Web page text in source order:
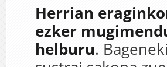
Herrian
ezker
helburu.